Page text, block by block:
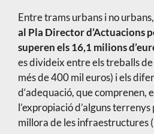
Entre trams urbans i no urbans,
al Pla Director d’Actuacions
superen els 16,1 milions
es divideix entre els treballs
més de 400 mil euros) i els
d‘adequació, que comprenen,
l’expropiació d’alguns
millora de les infraestructures